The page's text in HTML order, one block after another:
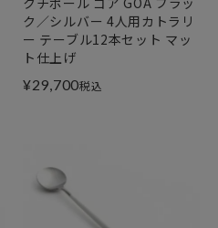
ク／シルバー 4人用カトラリ
ー テーブル12本セット マッ
ト仕上げ
¥29,700税込